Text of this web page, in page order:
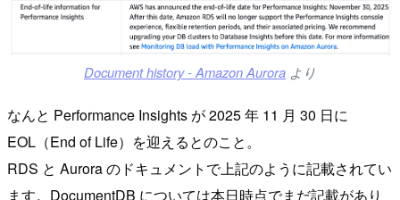
Document history - Amazon Aurora より
なんと Performance Insights が 2025 年 11 月 30 日に
EOL（End of Life）を迎えるとのこと。
RDS と Aurora のドキュメントで上記のように記載されてい
ます。DocumentDB については本日時点でまだ記載があり